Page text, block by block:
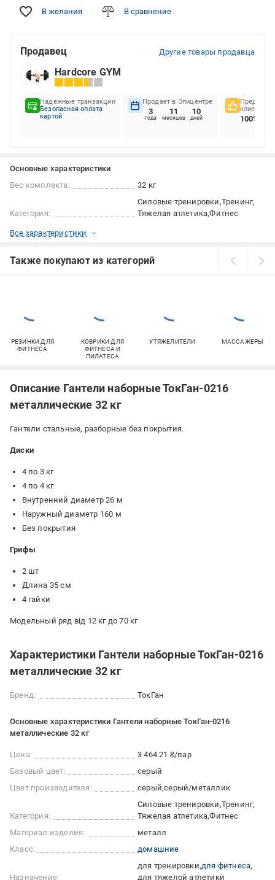
В желания В сравнение
Продавец Другие товары продавца
Hardcore GYM
Надежные транзакции
Безопасная оплата
картой
Продает в Эпицентре
3
года
11
месяцев
10
дней
клиентов
100%
Основные характеристики
Вес комплекта:
32 кг
Категория:
Силовые тренировки Тренинг
Тяжелая атлетика Фитнес
Все характеристики
Также покупают из категорий
РЕЗИНКИ ДЛЯ
ФИТНЕСА
КОВРИКИ ДЛЯ
ФИТНЕСА И
ПИЛАТЕСА
УТЯЖЕЛИТЕЛИ МАССАЖЕРЫ
Описание Гантели наборные ТокГан-0216
металлические 32 кг
Гантели стальные, разборные без покрытия.
Диски
4 по 3 кг
4 по 4 кг
Внутренний диаметр 26 м
Наружный диаметр 160 м
Без покрытия
Грифы
2 шт
Длина 35 см
4 гайки
Модельный ряд від 12 кг до 70 кг
Характеристики Гантели наборные ТокГан-0216
металлические 32 кг
Бренд: ТокГан
Основные характеристики Гантели наборные ТокГан-0216
металлические 32 кг
Цена:
3 464.21 ₴/пар
Базовый цвет:
серый
Цвет производителя:
серый серый/металлик
Категория:
Силовые тренировки Тренинг
Тяжелая атлетика Фитнес
Материал изделия:
металл
Класс:
домашние
Назначение:
для тренировки для фитнеса
для тяжелой атлетики